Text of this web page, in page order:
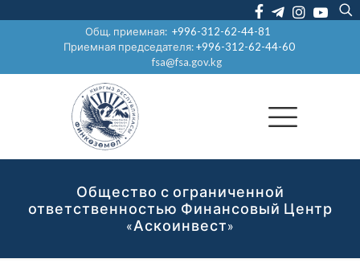
Общ. приемная:+996-312-62-44-81
Приемная председателя:+996-312-62-44-60
fsa@fsa.gov.kg
Общество с ограниченной
ответственностью Финансовый Центр
«Аскоинвест»